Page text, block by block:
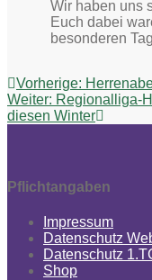
Wir haben uns
Euch dabei
besonderen
Vorherige: Vorheriger
Beitrag:
Weiter: Nächster
Beitrag:
Regionalliga-
diesen Winter
Pflichtangaben
Impressum
Datenschutz
Datenschutz
Shop